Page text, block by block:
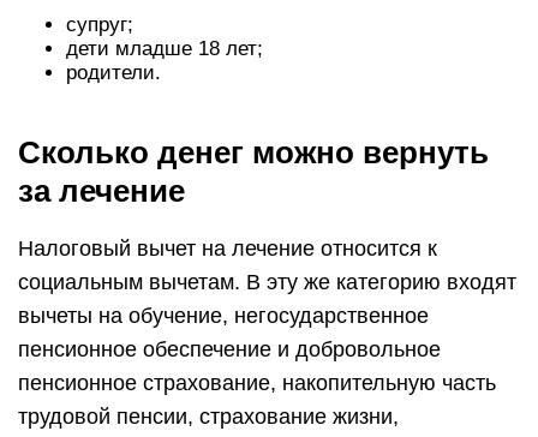
супруг;
дети младше 18 лет;
родители.
Сколько денег можно вернуть
за лечение
Налоговый вычет на лечение относится к
социальным вычетам. В эту же категорию входят
вычеты на обучение, негосударственное
пенсионное обеспечение и добровольное
пенсионное страхование, накопительную часть
трудовой пенсии, страхование жизни,